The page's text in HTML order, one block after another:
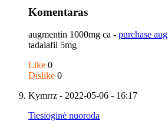
Komentaras
augmentin 1000mg ca - purchase
tadalafil 5mg
Like 0
Dislike 0
Kymrrz - 2022-05-06 - 16:17
Tiesioginė nuoroda